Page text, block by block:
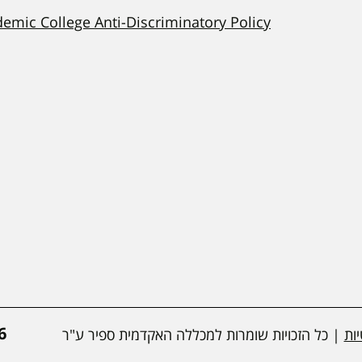
College Anti-Discriminatory Policy
| כל הזכויות שומרות למכללה האקדמית ספיר ע"ר